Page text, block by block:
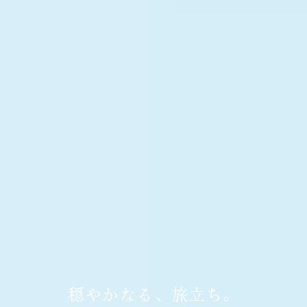
穏やかなる、旅立ち。